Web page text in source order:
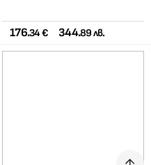
176.34 € 344.89 лв.